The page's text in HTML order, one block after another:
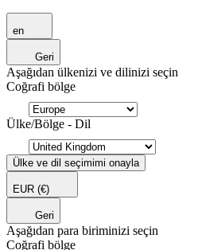
en
Geri
Aşağıdan ülkenizi ve dilinizi seçin
Coğrafi bölge
Ülke/Bölge - Dil
Ülke ve dil seçimimi onayla
EUR (€)
Geri
Aşağıdan para biriminizi seçin
Coğrafi bölge